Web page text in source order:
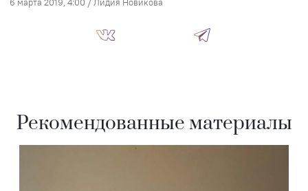
6 марта 2019, 4:00 /Лидия Новикова
Рекомендованные материалы